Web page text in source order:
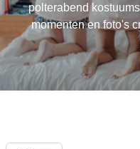
polterabend
momenten en foto's